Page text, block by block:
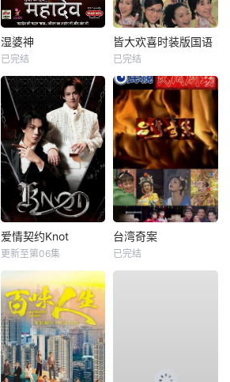
湿婆神
已完结
皆大欢喜时装版国语
已完结
爱情契约Knot
更新至第06集
台湾奇案
已完结